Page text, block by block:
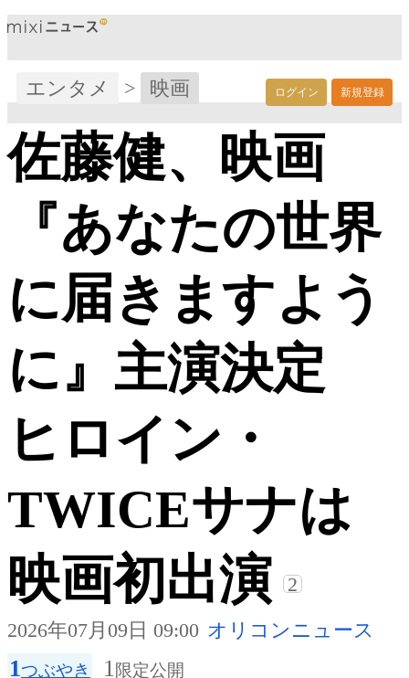
ログイン 新規登録
エンタメ > 映画
佐藤健、映画
『あなたの世界
に届きますよう
に』主演決定
ヒロイン・
TWICEサナは
映画初出演
2
2026年07月09日 09:00 オリコンニュース
1つぶやき 1 限定公開